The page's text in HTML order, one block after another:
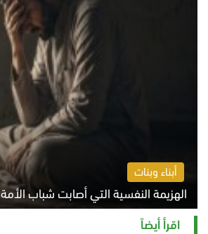
أبناء وبنات
الهزيمة النفسية التي أصابت شباب الأمة
الخميس 6 أغسطس 2026 11:12 ص
اقرأ أيضاً